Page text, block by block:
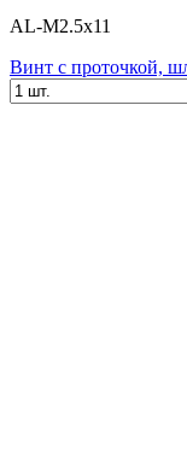
AL-M2.5x11
Винт с проточкой,